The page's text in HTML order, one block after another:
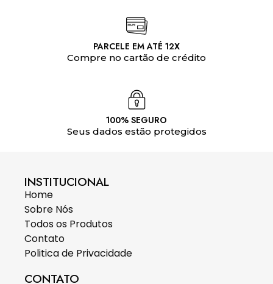
PARCELE EM ATÉ 12X
Compre no cartão de crédito
100% SEGURO
Seus dados estão protegidos
INSTITUCIONAL
Home
Sobre Nós
Todos os Produtos
Contato
Politica de Privacidade
CONTATO